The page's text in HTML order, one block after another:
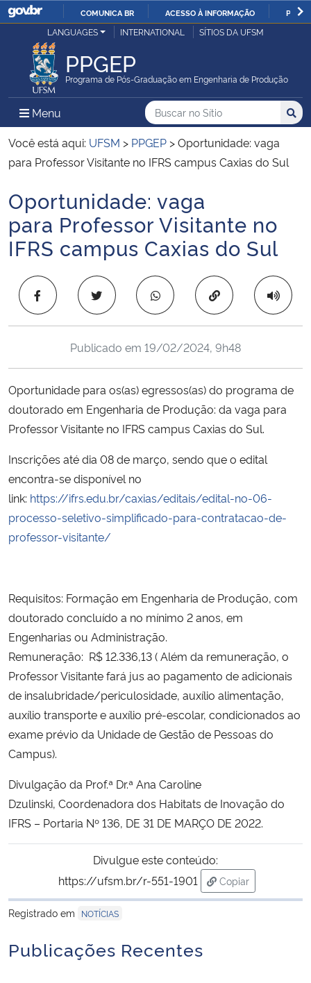
IR
COMUNICA BR ACESSO À INFORMAÇÃO
Ministério da Justiça e Segurança Pública
Ministério da Defesa
Ministério das Relações Exteriores
Ministério da Infraestrutura
Ministério da Agricultura, Pecuária e Abastecimento
Ministério da Educação
Ministério de Minas e Energia
Ministério da Ciência, Tecnologia, Inovações e Comunicações
Ministério do Meio Ambiente
Ministério do Turismo
Ministério do Desenvolvimento Regional
Ministério da Mulher, da Família e dos Direitos Humanos
Secretaria-Geral
Secretaria de Governo
Advocacia-Geral da União
Banco Central do Brasil
LANGUAGES INTERNATIONAL SÍTIOS DA UFSM
PPGEP
Programa de Pós-Graduação em Engenharia de Produção
Menu Menu Principal do Sítio
Busca
Buscar no no Sítio
Busca:
Você está aqui: UFSM > PPGEP >Oportunidade: vaga
para Professor Visitante no IFRS campus Caxias do Sul
Início do conteúdo
Oportunidade: vaga
para Professor Visitante no
IFRS campus Caxias do Sul
Copiar para área
Publicado em 19/02/2024, 9h48
Oportunidade para os(as) egressos(as) do programa de
doutorado em Engenharia de Produção: da vaga para
Professor Visitante no IFRS campus Caxias do Sul.
Inscrições até dia 08 de março, sendo que o edital
encontra-se disponível no
link: https://ifrs.edu.br/caxias/editais/edital-no-06-
processo-seletivo-simplificado-para-contratacao-de-
professor-visitante/
Requisitos: Formação em Engenharia de Produção, com
doutorado concluído a no mínimo 2 anos, em
Engenharias ou Administração.
Remuneração: R$ 12.336,13 ( Além da remuneração, o
Professor Visitante fará jus ao pagamento de adicionais
de insalubridade/periculosidade, auxílio alimentação,
auxílio transporte e auxílio pré-escolar, condicionados ao
exame prévio da Unidade de Gestão de Pessoas do
Campus).
Divulgação da Prof.ª Dr.ª Ana Caroline
Dzulinski, Coordenadora dos Habitats de Inovação do
IFRS – Portaria Nº 136, DE 31 DE MARÇO DE 2022.
Divulgue este conteúdo:
https://ufsm.br/r-551-1901
Copiar
para área de
Registrado em
NOTÍCIAS
Publicações Recentes